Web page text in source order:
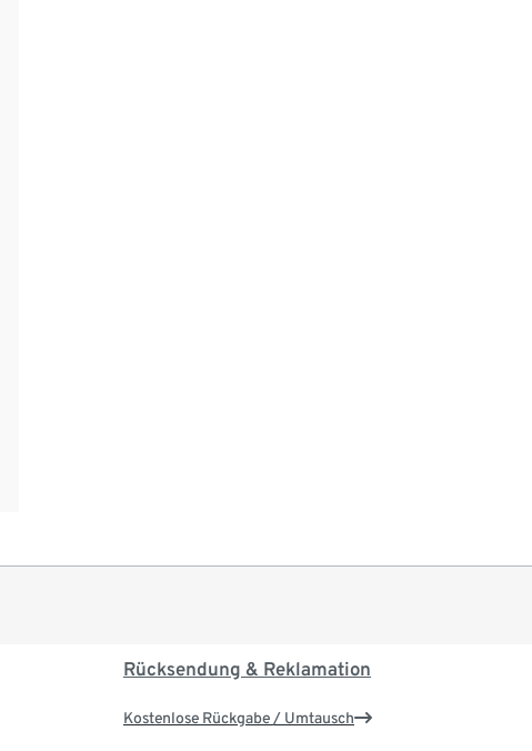
Rücksendung & Reklamation
Kostenlose Rückgabe / Umtausch